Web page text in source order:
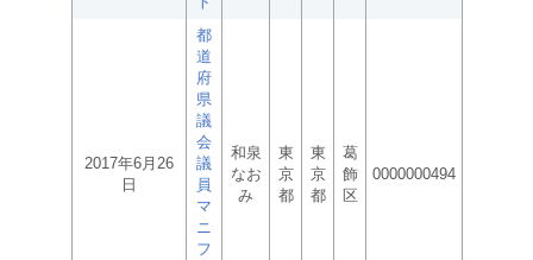
2017年6月26
日
都
道
府
県
議
会
議
員
マ
ニ
フ
和泉
なお
み
東
京
都
東
京
都
葛
飾
区
0000000494